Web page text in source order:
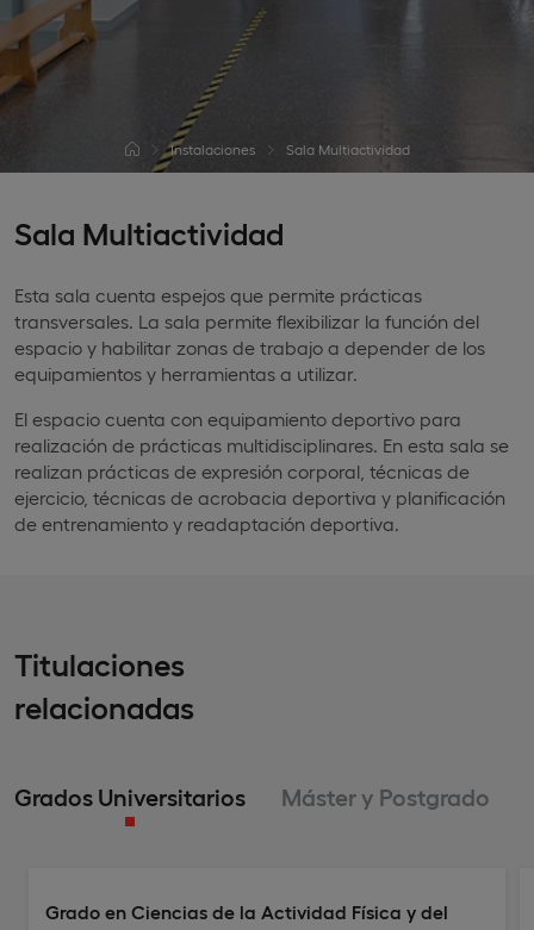
Instalaciones Sala Multiactividad
Sala Multiactividad
Esta sala cuenta espejos que permite prácticas
transversales. La sala permite flexibilizar la función del
espacio y habilitar zonas de trabajo a depender de los
equipamientos y herramientas a utilizar.
El espacio cuenta con equipamiento deportivo para
realización de prácticas multidisciplinares. En esta sala se
realizan prácticas de expresión corporal, técnicas de
ejercicio, técnicas de acrobacia deportiva y planificación
de entrenamiento y readaptación deportiva.
Titulaciones
relacionadas
Grados Universitarios Máster y Postgrado
Grado en Ciencias de la Actividad Física y del